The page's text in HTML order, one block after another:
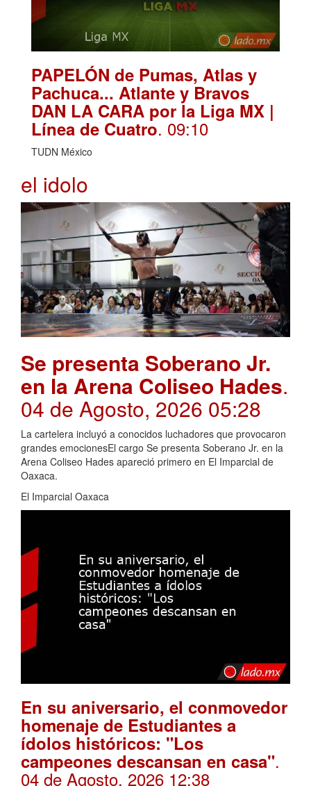
PAPELÓN de Pumas, Atlas y
Pachuca... Atlante y Bravos
DAN LA CARA por la Liga MX |
Línea de Cuatro. 09:10
TUDN México
el idolo
Se presenta Soberano Jr.
en la Arena Coliseo Hades.
04 de Agosto, 2026 05:28
La cartelera incluyó a conocidos luchadores que provocaron
grandes emocionesEl cargo Se presenta Soberano Jr. en la
Arena Coliseo Hades apareció primero en El Imparcial de
Oaxaca.
El Imparcial Oaxaca
En su aniversario, el conmovedor
homenaje de Estudiantes a
ídolos históricos: "Los
campeones descansan en casa".
04 de Agosto, 2026 12:38